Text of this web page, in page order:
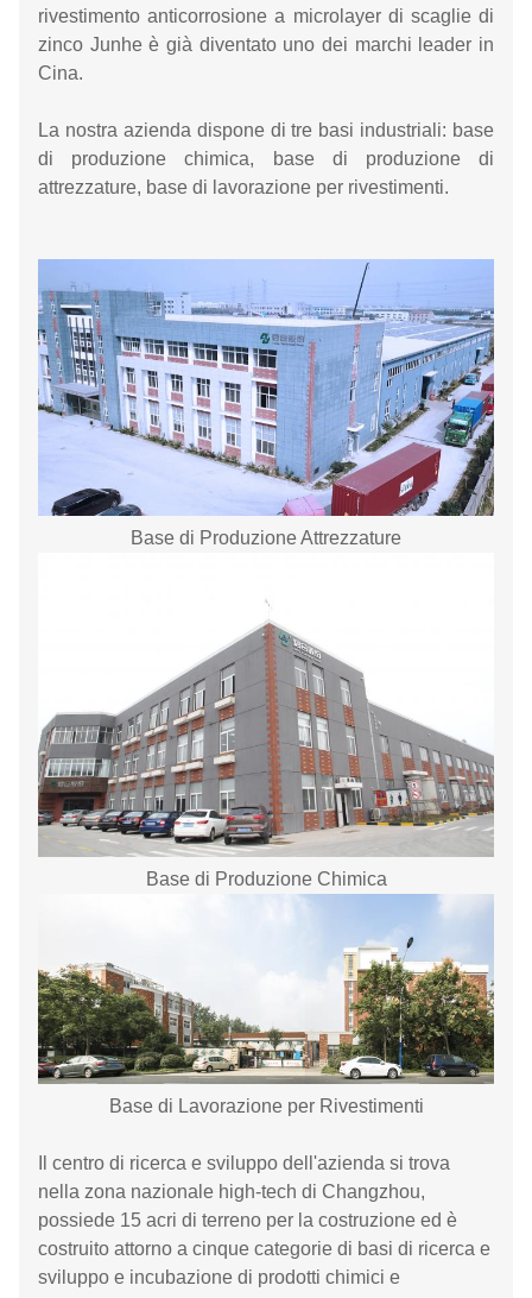
rivestimento anticorrosione a microlayer di scaglie di
zinco Junhe è già diventato uno dei marchi leader in
Cina.
La nostra azienda dispone di tre basi industriali: base
di produzione chimica, base di produzione di
attrezzature, base di lavorazione per rivestimenti.
Base di Produzione Attrezzature
Base di Produzione Chimica
Base di Lavorazione per Rivestimenti
Il centro di ricerca e sviluppo dell'azienda si trova
nella zona nazionale high-tech di Changzhou,
possiede 15 acri di terreno per la costruzione ed è
costruito attorno a cinque categorie di basi di ricerca e
sviluppo e incubazione di prodotti chimici e